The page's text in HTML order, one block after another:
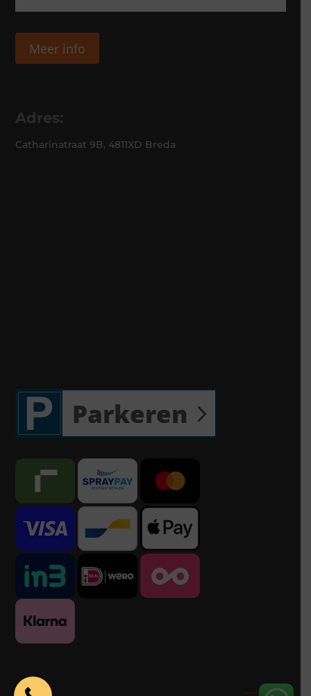
Meer info
Adres:
Catharinatraat 9B, 4811XD Breda
Parkeren